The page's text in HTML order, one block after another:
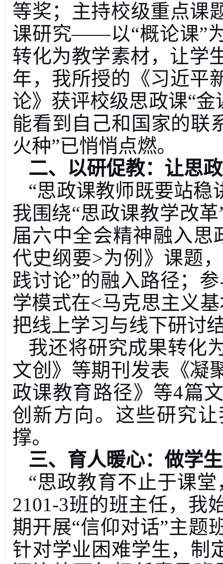
等奖；主持校级重点课
课研究——以“概论课”
转化为教学素材，让学
年，我所授的《习近平
论》获评校级思政课“金
能看到自己和国家的联
火种”已悄悄点燃。
二、以研促教：让思
“思政课教师既要站稳
我围绕“思政课教学改革
届六中全会精神融入思
代史纲要>为例》课题
践讨论”的融入路径；
学模式在<马克思主义
把线上学习与线下研讨
我还将研究成果转化
文创》等期刊发表《凝
政课教育路径》等4篇
创新方向。这些研究
撑。
三、育人暖心：做学
“思政教育不止于课
2101-3班的班主任，我
期开展“信仰对话”主题
针对学业困难学生，制